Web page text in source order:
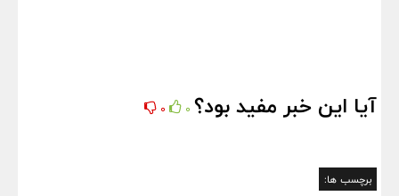
آیا این خبر مفید بود؟ 0
0
برچسب ها: